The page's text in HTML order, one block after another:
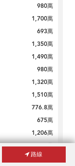
980萬
1,700萬
693萬
1,350萬
1,490萬
980萬
1,320萬
1,510萬
776.8萬
675萬
1,206萬
3,130.6萬
1,320萬
路線